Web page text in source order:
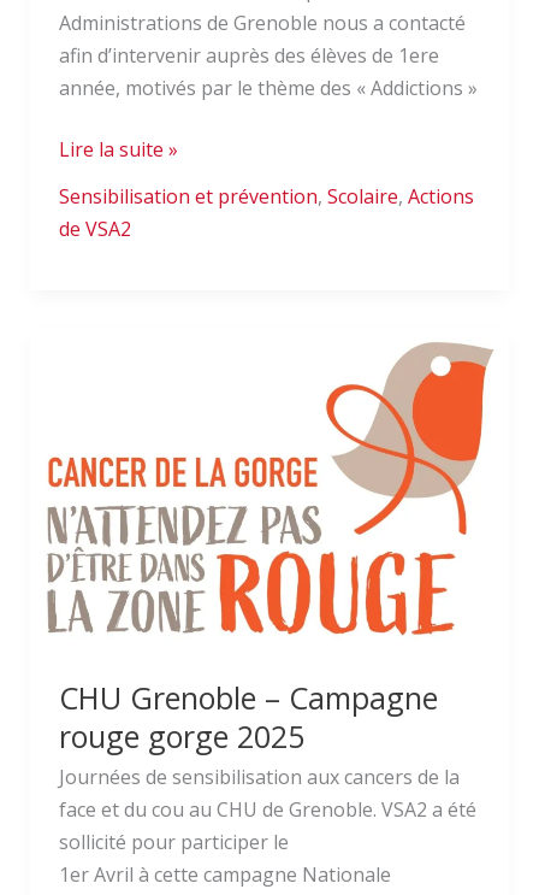
Administrations de Grenoble nous a contacté
afin d’intervenir auprès des élèves de 1ere
année, motivés par le thème des « Addictions »
Lire la suite »
Sensibilisation et prévention, Scolaire, Actions
de VSA2
CHU Grenoble – Campagne
rouge gorge 2025
Journées de sensibilisation aux cancers de la
face et du cou au CHU de Grenoble. VSA2 a été
sollicité pour participer le
1er Avril à cette campagne Nationale
rouge
gorge
2025